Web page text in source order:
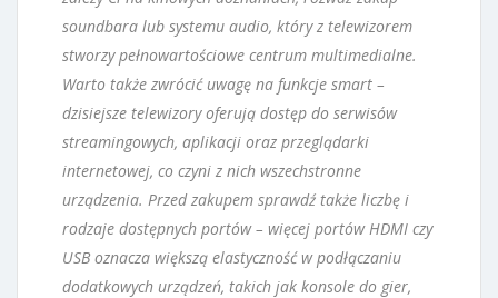
soundbara lub systemu audio, który z telewizorem
stworzy pełnowartościowe centrum multimedialne.
Warto także zwrócić uwagę na funkcje smart –
dzisiejsze telewizory oferują dostęp do serwisów
streamingowych, aplikacji oraz przeglądarki
internetowej, co czyni z nich wszechstronne
urządzenia. Przed zakupem sprawdź także liczbę i
rodzaje dostępnych portów – więcej portów HDMI czy
USB oznacza większą elastyczność w podłączaniu
dodatkowych urządzeń, takich jak konsole do gier,